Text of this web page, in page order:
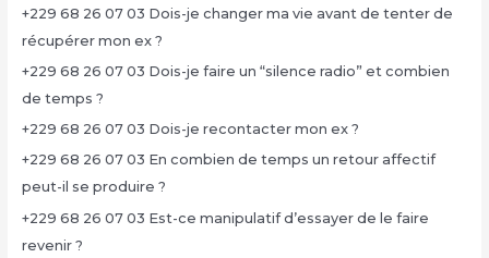
+229 68 26 07 03 Dois-je changer ma vie avant de tenter de
récupérer mon ex ?
+229 68 26 07 03 Dois-je faire un “silence radio” et combien
de temps ?
+229 68 26 07 03 Dois-je recontacter mon ex ?
+229 68 26 07 03 En combien de temps un retour affectif
peut-il se produire ?
+229 68 26 07 03 Est-ce manipulatif d’essayer de le faire
revenir ?